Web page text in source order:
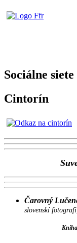
Sociálne siete
Cintorín
Čarovný
slovenskí